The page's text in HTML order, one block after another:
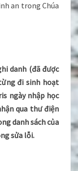
an trong Chúa
danh (đã được
đi sinh hoạt
ngày nhập học
qua thư điện
danh sách của
sửa lỗi.